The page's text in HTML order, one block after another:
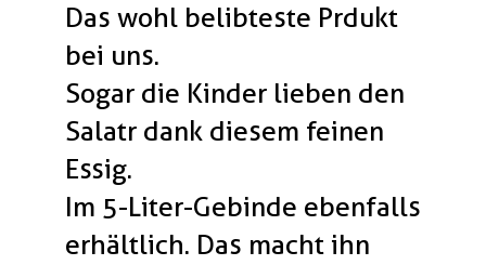
Das wohl belibteste Prdukt
bei uns.
Sogar die Kinder lieben den
Salatr dank diesem feinen
Essig.
Im 5-Liter-Gebinde ebenfalls
erhältlich. Das macht ihn